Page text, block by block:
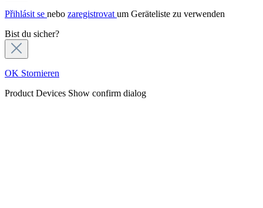
Přihlásit se nebo zaregistrovat um Geräteliste zu verwenden
Bist du sicher?
OK Stornieren
Product Devices Show confirm dialog